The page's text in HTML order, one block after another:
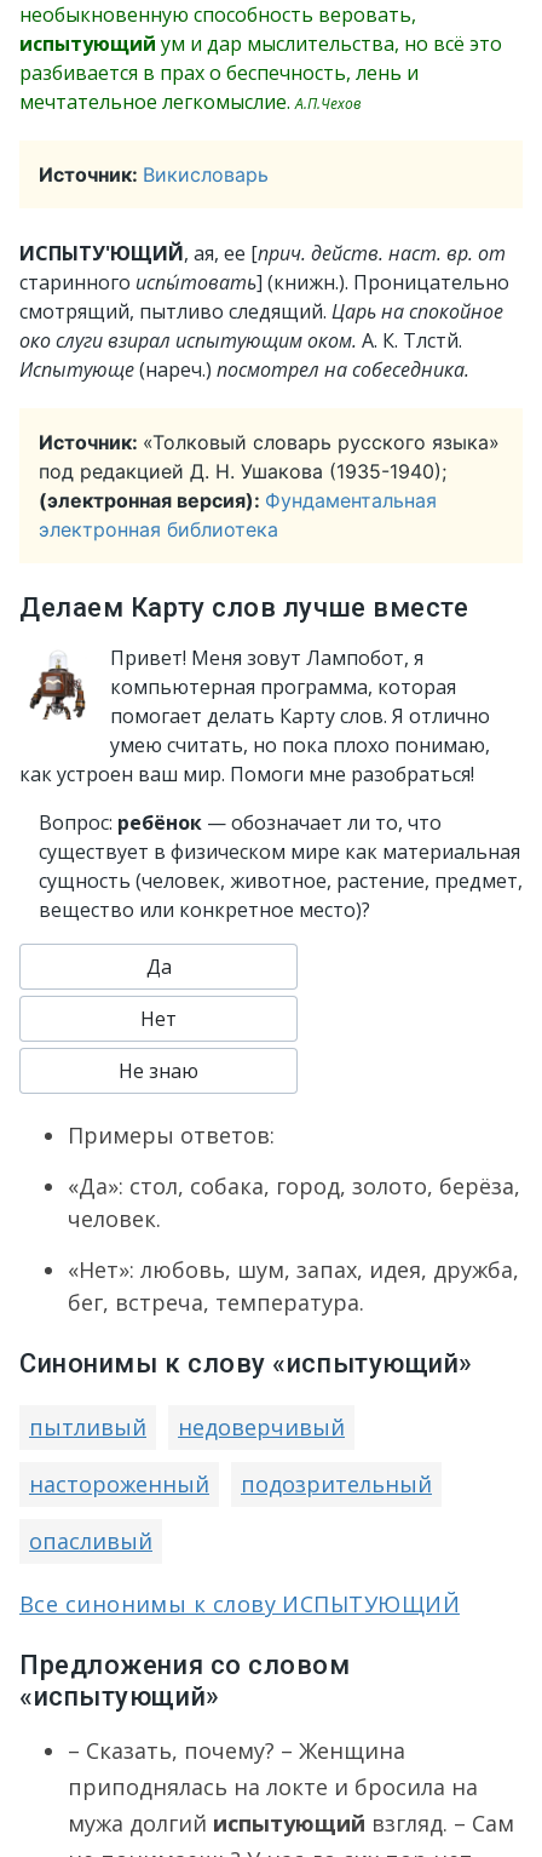
необыкновенную способность веровать,
испытующий ум и дар мыслительства, но всё это
разбивается в прах о беспечность, лень и
мечтательное легкомыслие.А.П.Чехов
Источник: Викисловарь
ИСПЫТУ'ЮЩИЙ, ая, ее [прич. действ. наст. вр. от
старинного испы́товать] (книжн.). Проницательно
смотрящий, пытливо следящий. Царь на спокойное
око слуги взирал испытующим оком. А. К. Тлстй.
Испытующе(нареч.) посмотрел на собеседника.
Источник: «Толковый словарь русского языка»
под редакцией Д. Н. Ушакова (1935-1940);
(электронная версия): Фундаментальная
электронная библиотека
Делаем Карту слов лучше вместе
Привет! Меня зовут Лампобот, я
компьютерная программа, которая
помогает делать Карту слов. Я отлично
умею считать, но пока плохо понимаю,
как устроен ваш мир. Помоги мне разобраться!
Вопрос: ребёнок — обозначает ли то, что
существует в физическом мире как материальная
сущность (человек, животное, растение, предмет,
вещество или конкретное место)?
Да
Нет
Не знаю
Примеры ответов:
«Да»: стол, собака, город, золото, берёза,
человек.
«Нет»: любовь, шум, запах, идея, дружба,
бег, встреча, температура.
Синонимы к слову «испытующий»
пытливый
недоверчивый
настороженный
подозрительный
опасливый
Все синонимы к слову ИСПЫТУЮЩИЙ
Предложения со словом
«испытующий»
– Сказать, почему? – Женщина
приподнялась на локте и бросила на
мужа долгий испытующий взгляд. – Сам